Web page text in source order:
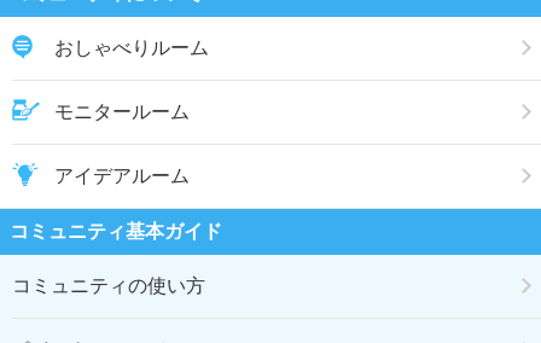
おしゃべりルーム
モニタールーム
アイデアルーム
コミュニティ基本ガイド
コミュニティの使い方